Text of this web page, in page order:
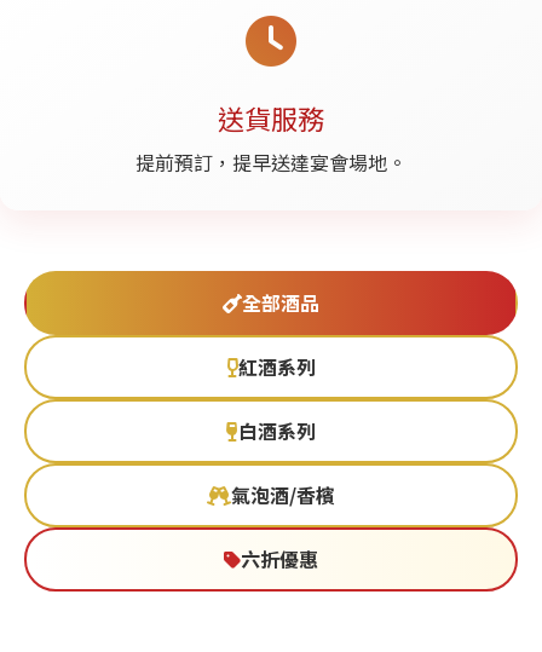
送貨服務
提前預訂，提早送達宴會場地。
全部酒品
紅酒系列
白酒系列
氣泡酒/香檳
六折優惠